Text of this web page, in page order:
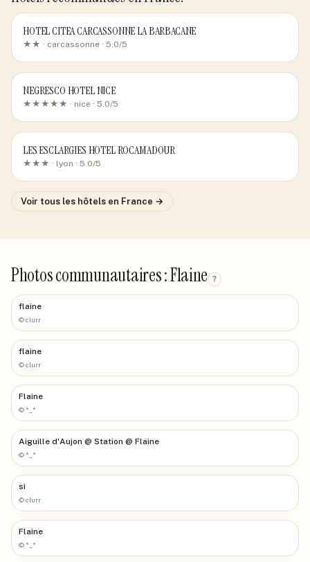
HOTEL CITEA CARCASSONNE LA BARBACANE
★★ · carcassonne · 5.0/5
NEGRESCO HOTEL NICE
★★★★★ · nice · 5.0/5
LES ESCLARGIES HOTEL ROCAMADOUR
★★★ · lyon · 5.0/5
Voir tous les hôtels en France →
Photos communautaires : Flaine ?
flaine
©clurr
flaine
©clurr
Flaine
© *_*
Aiguille d'Aujon @ Station @ Flaine
© *_*
si
©clurr
Flaine
© *_*